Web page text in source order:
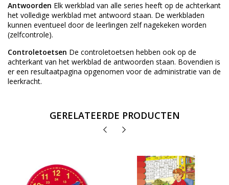
Antwoorden Elk werkblad van alle series heeft op de achterkant
het volledige werkblad met antwoord staan. De werkbladen
kunnen eventueel door de leerlingen zelf nagekeken worden
(zelfcontrole).
Controletoetsen De controletoetsen hebben ook op de
achterkant van het werkblad de antwoorden staan. Bovendien is
er een resultaatpagina opgenomen voor de administratie van de
leerkracht.
GERELATEERDE PRODUCTEN